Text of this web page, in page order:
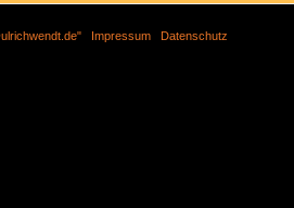
| Impressum| Datenschutz